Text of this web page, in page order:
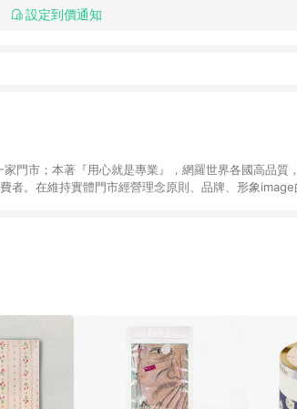
設定到價通知
門市；本著『用心就是專業』，網羅世界各國高品質
者。在維持實體門市經營理念原則、品牌、形象image
量議價、月結企業訂單及紅利點數商品不符合導購資